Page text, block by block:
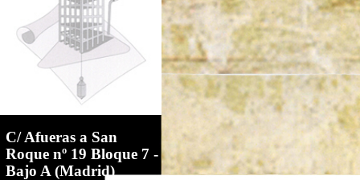
C/ Afueras a San
Roque nº 19 Bloque 7 -
Bajo A (Madrid)